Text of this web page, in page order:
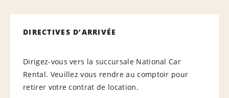
DIRECTIVES D’ARRIVÉE
Dirigez-vous vers la succursale National Car
Rental. Veuillez vous rendre au comptoir pour
retirer votre contrat de location.